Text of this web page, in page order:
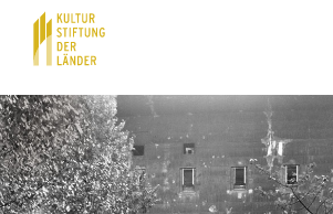
Hauptnavigation